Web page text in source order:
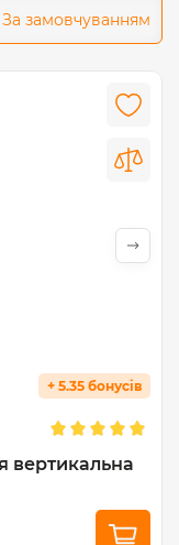
За замовчуванням
+ 5.35 бонусів
вертикальна